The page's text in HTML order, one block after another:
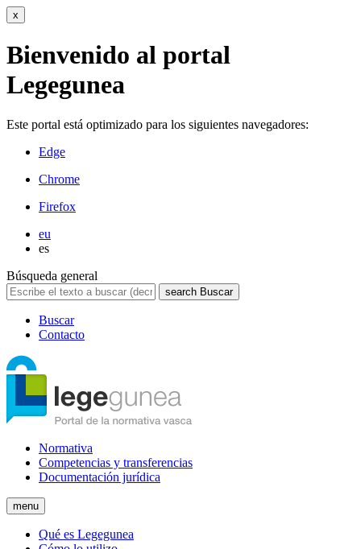
x
Bienvenido al portal
Legegunea
Este portal está optimizado para los siguientes navegadores:
Edge
Chrome
Firefox
eu
es
Búsqueda general
search Buscar
Buscar
Contacto
Normativa
Competencias y transferencias
Documentación jurídica
menu
Qué es Legegunea